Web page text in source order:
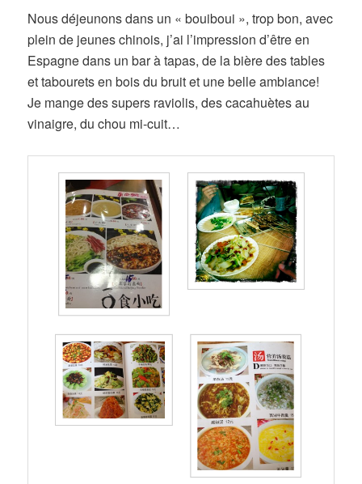
Nous déjeunons dans un « bouiboui », trop bon, avec
plein de jeunes chinois, j’ai l’impression d’être en
Espagne dans un bar à tapas, de la bière des tables
et tabourets en bois du bruit et une belle ambiance!
Je mange des supers raviolis, des cacahuètes au
vinaigre, du chou mi-cuit…